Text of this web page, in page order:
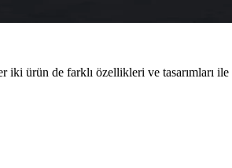
ürün de farklı özellikleri ve tasarımları